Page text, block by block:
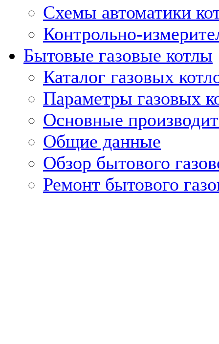
Схемы автоматики
Контрольно-
Бытовые газовые котлы
Каталог газовых
Параметры газовых
Основные
Общие данные
Обзор бытового
Ремонт бытового